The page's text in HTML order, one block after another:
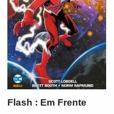
Flash : Em Frente